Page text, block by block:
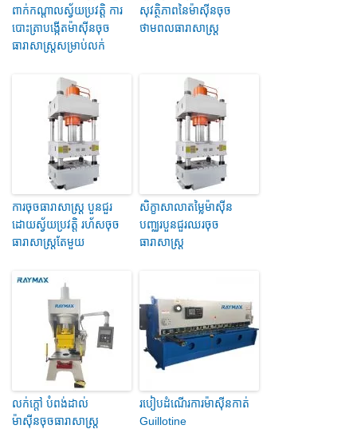
ពាក់កណ្តាលស្វ័យប្រវត្តិ ការ
បោះត្រាបង្កើតម៉ាស៊ីនចុច
ធារាសាស្ត្រសម្រាប់លក់
សុវត្ថិភាពនៃម៉ាស៊ីនចុច
ថាមពលធារាសាស្ត្រ
ការចុចធារាសាស្ត្រ បួនជួរ
ដោយស្វ័យប្រវត្តិ រហ័សចុច
ធារាសាស្ត្រតែមួយ
សិក្ខាសាលាតម្លៃម៉ាស៊ីន
បញ្ឈរបួនជួរឈរចុច
ធារាសាស្ត្រ
លក់ក្តៅ បំពង់ដាល់
ម៉ាស៊ីនចុចធារាសាស្ត្រ
របៀបដំណើរការម៉ាស៊ីនកាត់
Guillotine